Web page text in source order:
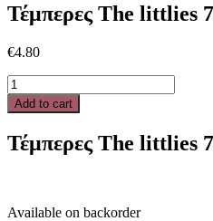
Τέμπερες The littlies
€4.80
Τέμπερες
The
littlies
7.5ml
12
Add to cart
Τέμπερες The littlies
Available on backorder